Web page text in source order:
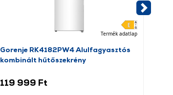
Termék adatlap
Gorenje RK4182PW4 Alulfagyasztós
kombinált hűtőszekrény
119 999 Ft